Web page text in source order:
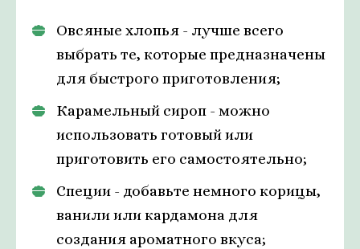
Овсяные хлопья - лучше всего
выбрать те, которые предназначены
для быстрого приготовления;
Карамельный сироп - можно
использовать готовый или
приготовить его самостоятельно;
Специи - добавьте немного корицы,
ванили или кардамона для
создания ароматного вкуса;